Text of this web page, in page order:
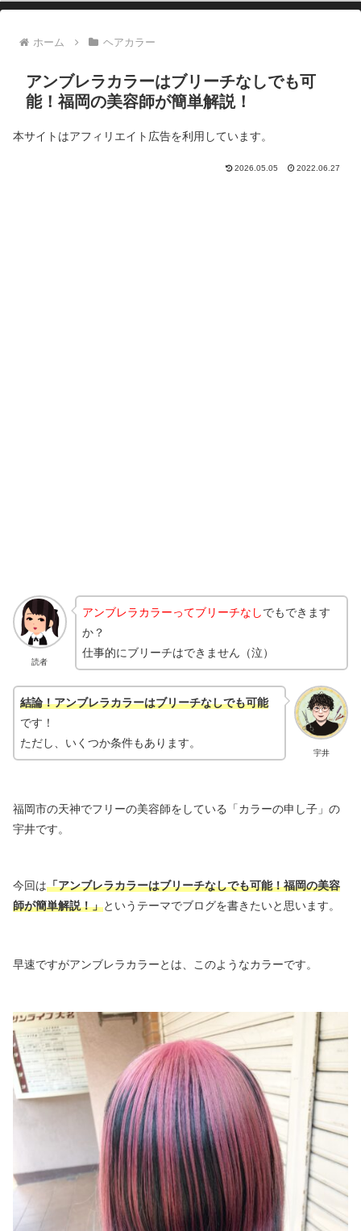
ホーム ヘアカラー
アンブレラカラーはブリーチなしでも可
能！福岡の美容師が簡単解説！
本サイトはアフィリエイト広告を利用しています。
2026.05.05 2022.06.27
読者
アンブレラカラーってブリーチなしでもできます
か？
仕事的にブリーチはできません（泣）
宇井
結論！アンブレラカラーはブリーチなしでも可能
です！
ただし、いくつか条件もあります。
福岡市の天神でフリーの美容師をしている「カラーの申し子」の
宇井です。
今回は「アンブレラカラーはブリーチなしでも可能！福岡の美容
師が簡単解説！」というテーマでブログを書きたいと思います。
早速ですがアンブレラカラーとは、このようなカラーです。